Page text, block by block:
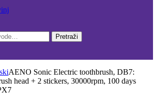
Pretraži
AENO Sonic Electric toothbrush, DB7:
head + 2 stickers, 30000rpm, 100 days